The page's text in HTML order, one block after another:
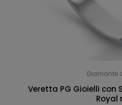
Diamante
Veretta PG Gioielli con
Royal